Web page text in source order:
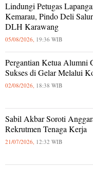
Lindungi Petugas
Kemarau, Pindo Deli
DLH Karawang
05/08/2026, 19:36 WIB
Pergantian Ketua Alumni
Sukses di Gelar Melalui
02/08/2026, 18:38 WIB
Sabil Akbar Soroti
Rekrutmen Tenaga Kerja
21/07/2026, 12:32 WIB